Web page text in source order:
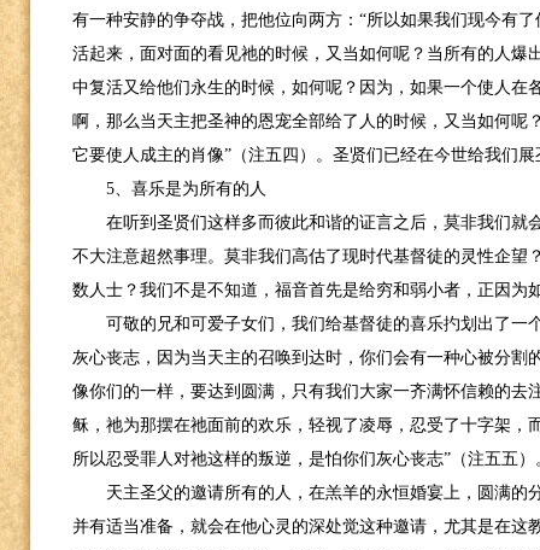
有一种安静的争夺战，把他位向两方：“所以如果我们现今有
活起来，面对面的看见祂的时候，又当如何呢？当所有的人爆
中复活又给他们永生的时候，如何呢？因为，如果一个使人在
啊，那么当天主把圣神的恩宠全部给了人的时候，又当如何呢
它要使人成主的肖像”（注五四）。圣贤们已经在今世给我们
5、喜乐是为所有的人
在听到圣贤们这样多而彼此和谐的证言之后，莫非我们就
不大注意超然事理。莫非我们高估了现时代基督徒的灵性企望
数人士？我们不是不知道，福音首先是给穷和弱小者，正因为
可敬的兄和可爱子女们，我们给基督徒的喜乐扚划出了一
灰心丧志，因为当天主的召唤到达时，你们会有一种心被分割
像你们的一样，要达到圆满，只有我们大家一齐满怀信赖的去
稣，祂为那摆在祂面前的欢乐，轻视了凌辱，忍受了十字架，
所以忍受罪人对祂这样的叛逆，是怕你们灰心丧志”（注五五）
天主圣父的邀请所有的人，在羔羊的永恒婚宴上，圆满的
并有适当准备，就会在他心灵的深处觉这种邀请，尤其是在这